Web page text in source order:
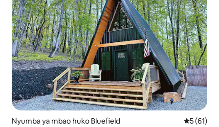
Nyumba ya mbao huko Bluefield Ukadiriaji
5 (61)